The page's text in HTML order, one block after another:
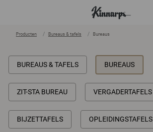
Producten Bureaus & tafels Bureaus
BUREAUS & TAFELS BUREAUS
ZIT-STA BUREAU VERGADERTAFELS
BIJZETTAFELS OPLEIDINGSTAFELS